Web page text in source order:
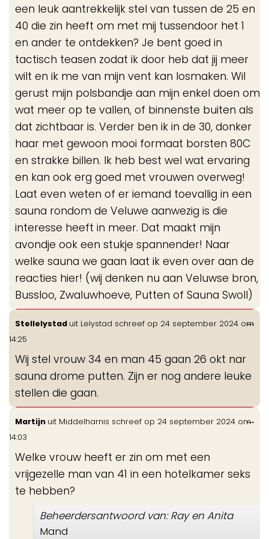
een leuk aantrekkelijk stel van tussen de 25 en
40 die zin heeft om met mij tussendoor het 1
en ander te ontdekken? Je bent goed in
tactisch teasen zodat ik door heb dat jij meer
wilt en ik me van mijn vent kan losmaken. Wil
gerust mijn polsbandje aan mijn enkel doen om
wat meer op te vallen, of binnenste buiten als
dat zichtbaar is. Verder ben ik in de 30, donker
haar met gewoon mooi formaat borsten 80C
en strakke billen. Ik heb best wel wat ervaring
en kan ook erg goed met vrouwen overweg!
Laat even weten of er iemand toevallig in een
sauna rondom de Veluwe aanwezig is die
interesse heeft in meer. Dat maakt mijn
avondje ook een stukje spannender! Naar
welke sauna we gaan laat ik even over aan de
reacties hier! (wij denken nu aan Veluwse bron,
Bussloo, Zwaluwhoeve, Putten of Sauna Swoll)
Stellelystad uit Lelystad schreef op 24 september 2024 om
14:25
Wij stel vrouw 34 en man 45 gaan 26 okt nar
sauna drome putten. Zijn er nog andere leuke
stellen die gaan.
...
Martijn uit Middelharnis schreef op 24 september 2024 om
14:03
Welke vrouw heeft er zin om met een
vrijgezelle man van 41 in een hotelkamer seks
te hebben?
Beheerdersantwoord van: Ray en Anita
Mand
...